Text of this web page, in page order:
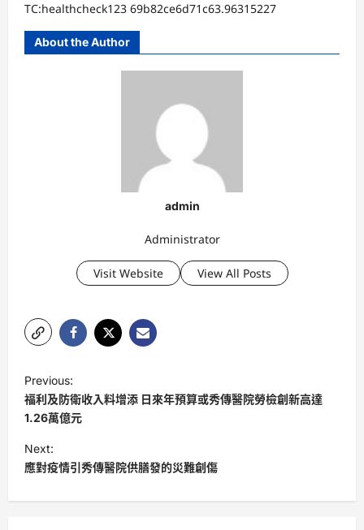
TC:healthcheck123 69b82ce6d71c63.96315227
About the Author
admin
Administrator
Visit Website View All Posts
o
s
t
n
a
Previous:
福利及防衛收入料增添 日來年預算或秀傳醫院勞檢創新高達
1.26萬億元
Next:
應對疫情引秀傳醫院供膳發的災難創傷